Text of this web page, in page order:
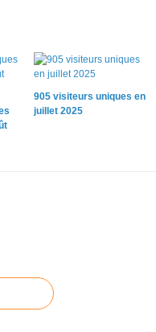
905 visiteurs uniques en
juillet 2025